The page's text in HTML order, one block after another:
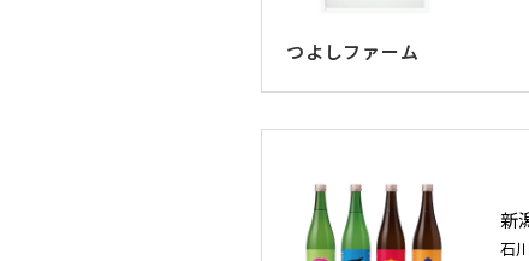
つよしファーム
新
石